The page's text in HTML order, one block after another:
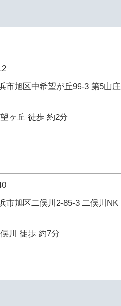
市旭区中希望が丘99-3 第5山庄
ヶ丘 徒歩 約2分
市旭区二俣川2-85-3 二俣川NK
川 徒歩 約7分